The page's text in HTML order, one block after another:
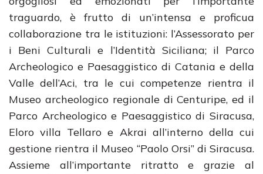
traguardo, è frutto di un’intensa e proficua
collaborazione tra le istituzioni: l’Assessorato per
i Beni Culturali e l’Identità Siciliana; il Parco
Archeologico e Paesaggistico di Catania e della
Valle dell’Aci, tra le cui competenze rientra il
Museo archeologico regionale di Centuripe, ed il
Parco Archeologico e Paesaggistico di Siracusa,
Eloro villa Tellaro e Akrai all’interno della cui
gestione rientra il Museo “Paolo Orsi” di Siracusa.
Assieme all’importante ritratto e grazie al